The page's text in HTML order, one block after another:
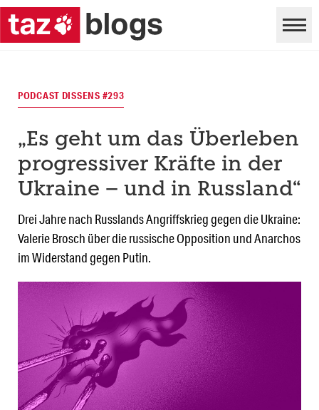
PODCAST DISSENS #293
„Es geht um das Überleben
progressiver Kräfte in der
Ukraine – und in Russland“
Drei Jahre nach Russlands Angriffskrieg gegen die Ukraine:
Valerie Brosch über die russische Opposition und Anarchos
im Widerstand gegen Putin.